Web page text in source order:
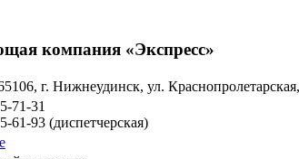
компания «Экспресс»
г. Нижнеудинск, ул.
5-71-31
5-61-93 (диспетчерская)